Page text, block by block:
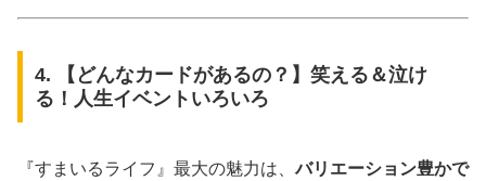
4. 【どんなカードがあるの？】笑える＆泣け
る！人生イベントいろいろ
『すまいるライフ』最大の魅力は、バリエーション豊かで